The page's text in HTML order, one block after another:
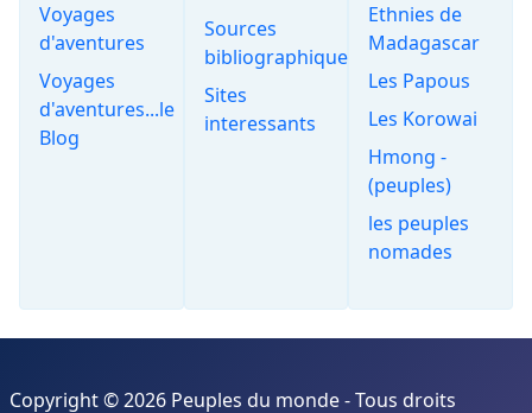
Voyages
d'aventures
Voyages
d'aventures...le
Blog
Sources
bibliographiques
Sites
interessants
Ethnies de
Madagascar
Les Papous
Les Korowai
Hmong -
(peuples)
les peuples
nomades
Copyright © 2026 Peuples du monde - Tous droits